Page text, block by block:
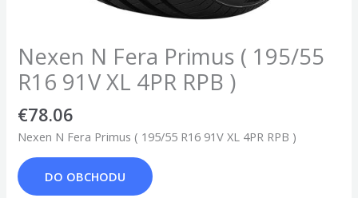
Nexen N Fera Primus ( 195/55
R16 91V XL 4PR RPB )
€78.06
Nexen N Fera Primus ( 195/55 R16 91V XL 4PR RPB )
DO OBCHODU